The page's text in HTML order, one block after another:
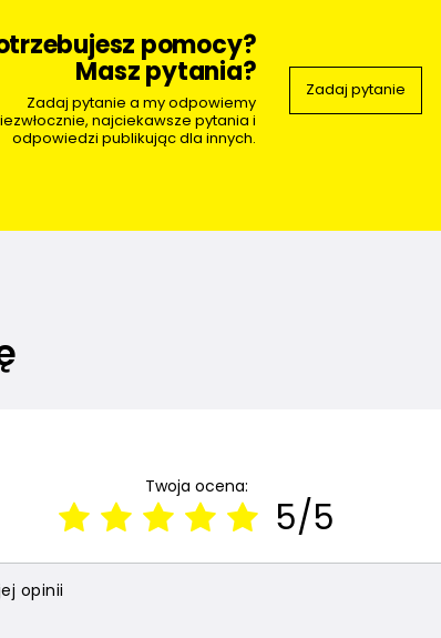
pomocy?
Masz pytania?
Zadaj pytanie a my odpowiemy
najciekawsze pytania i
odpowiedzi publikując dla innych.
Zadaj pytanie
Twoja ocena:
5/5
opinii